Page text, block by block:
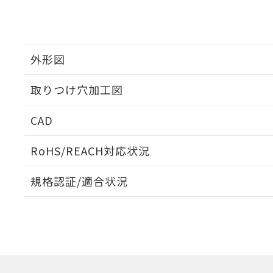
外形図
取りつけ穴加工図
CAD
RoHS/REACH対応状況
EU RoHS 注意事項・凡例
規格認証/適合状況